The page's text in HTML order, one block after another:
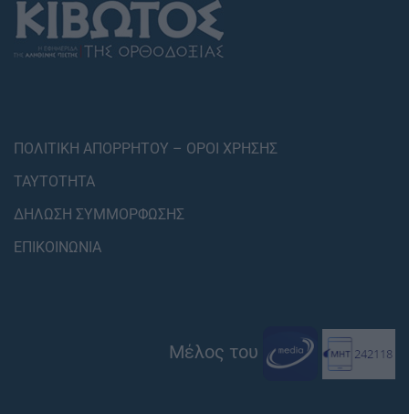
ΠΟΛΙΤΙΚΗ ΑΠΟΡΡΗΤΟΥ – ΟΡΟΙ ΧΡΗΣΗΣ
ΤΑΥΤΟΤΗΤΑ
ΔΗΛΩΣΗ ΣΥΜΜΟΡΦΩΣΗΣ
ΕΠΙΚΟΙΝΩΝΙΑ
Μέλος του